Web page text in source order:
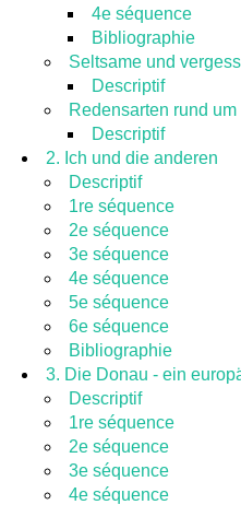
4e séquence
Bibliographie
Seltsame und
Descriptif
Redensarten rund um
Descriptif
2. Ich und die anderen
Descriptif
1re séquence
2e séquence
3e séquence
4e séquence
5e séquence
6e séquence
Bibliographie
3. Die Donau - ein
Descriptif
1re séquence
2e séquence
3e séquence
4e séquence